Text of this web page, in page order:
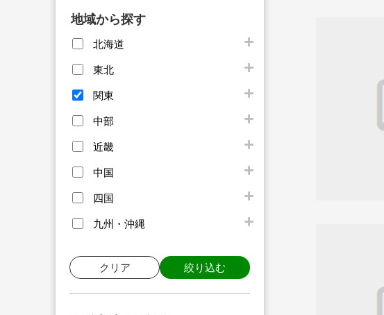
地域から探す
北海道
東北
関東
中部
近畿
中国
四国
九州・沖縄
クリア 絞り込む